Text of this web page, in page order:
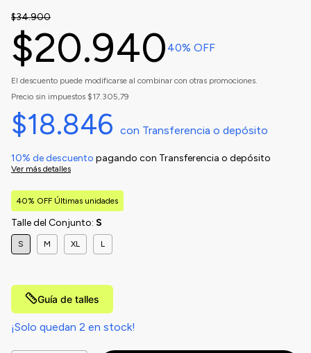
$34.900
$20.940 40% OFF
El descuento puede modificarse al combinar con otras promociones.
Precio sin impuestos $17.305,79
$18.846 con Transferencia o depósito
10% de descuento pagando con Transferencia o depósito
Ver más detalles
40% OFF Últimas unidades
Talle del Conjunto: S
S M XL L
Guía de talles
¡Solo quedan 2 en stock!